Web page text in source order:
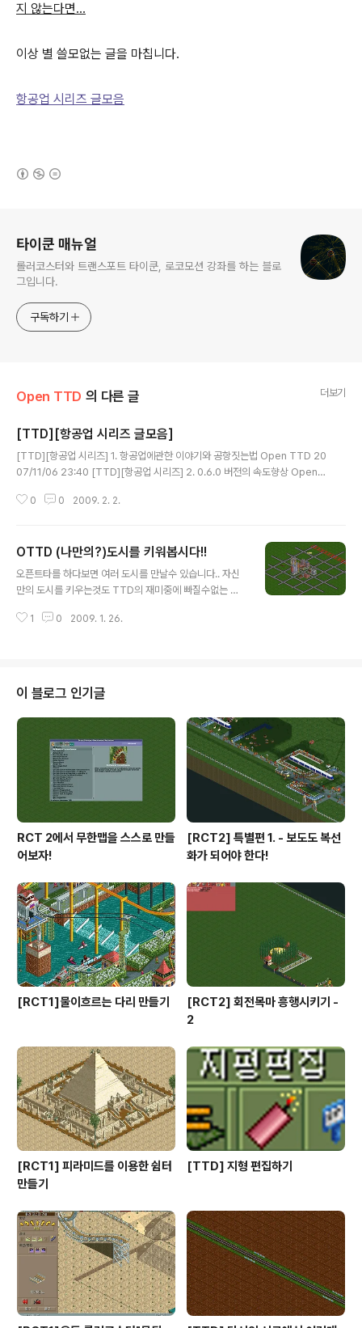
지 않는다면...
이상 별 쓸모없는 글을 마칩니다.
항공업 시리즈 글모음
타이쿤 매뉴얼
롤러코스터와 트랜스포트 타이쿤, 로코모션 강좌를 하는 블로
그입니다.
구독하기
Open TTD 의 다른 글 더보기
[TTD][항공업 시리즈 글모음]
[TTD][항공업 시리즈] 1. 항공업에관한 이야기와 공항짓는법 Open TTD 20
07/11/06 23:40 [TTD][항공업 시리즈] 2. 0.6.0 버전의 속도향상 Open
en TTD 2009/02/01 19:58 [TTD][항공업 시리즈] 4. 근거리, 원거리 수
0 0 2009. 2. 2.
OTTD (나만의?)도시를 키워봅시다!!
오픈트타를 하다보면 여러 도시를 만날수 있습니다.. 자신
만의 도시를 키우는것도 TTD의 재미중에 빠질수없는 것
보시면 약 인구 천명정도 되는 도시(?)가 있습니다.(솔찍히
도 도시가 잘클수도 있습니다. 그다음의 도시를 순환하는
버스를 만듭니다. 전차도 좋고요..(저는 전차를 선택했습니
다.) 그다음에 여러대의 전차가 마을을 돌게합니다.. 그다음
에 기다립니다.세월이 지나기를.. 성장을 촉진시키기 위한
다면 지방당국에 들어가서 "서로운 건물에 투자"를 주기적
으로 눌러주시면 가속됩니다. 시간이 ..
1 0 2009. 1. 26.
이 블로그 인기글
RCT 2에서 무한맵을 스스로 만들
어보자!
[RCT2] 특별편 1. - 보도도 복선
화가 되어야 한다!
[RCT1]물이흐르는 다리 만들기
[RCT2] 회전목마 흥행시키기 -
2
[RCT1] 피라미드를 이용한 쉼터
만들기
[TTD] 지형 편집하기